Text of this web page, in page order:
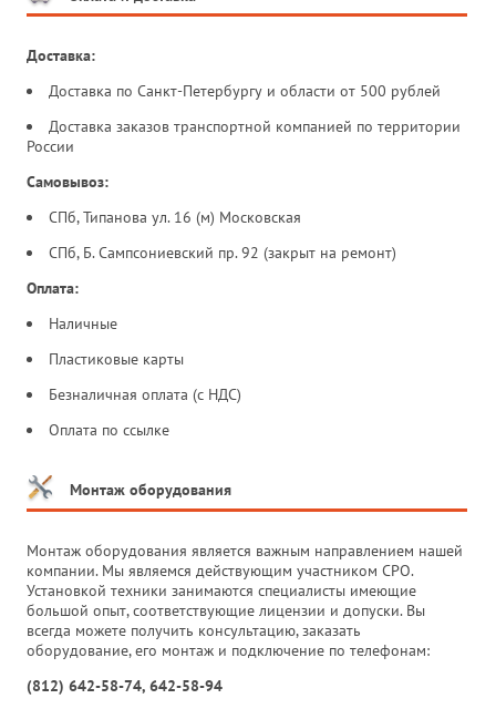
Доставка:
Доставка по Санкт-Петербургу и области от 500 рублей
Доставка заказов транспортной компанией по территории
России
Самовывоз:
СПб, Типанова ул. 16 (м) Московская
СПб, Б. Сампсониевский пр. 92 (закрыт на ремонт)
Оплата:
Наличные
Пластиковые карты
Безналичная оплата (с НДС)
Оплата по ссылке
Монтаж оборудования
Монтаж оборудования является важным направлением нашей
компании. Мы являемся действующим участником СРО.
Установкой техники занимаются специалисты имеющие
большой опыт, соответствующие лицензии и допуски. Вы
всегда можете получить консультацию, заказать
оборудование, его монтаж и подключение по телефонам:
(812) 642-58-74, 642-58-94